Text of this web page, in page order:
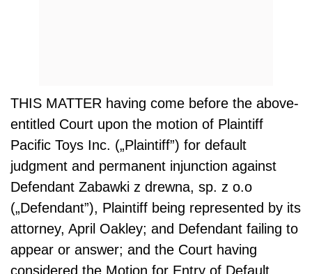
THIS MATTER having come before the above-
entitled Court upon the motion of Plaintiff
Pacific Toys Inc. („Plaintiff”) for default
judgment and permanent injunction against
Defendant Zabawki z drewna, sp. z o.o
(„Defendant”), Plaintiff being represented by its
attorney, April Oakley; and Defendant failing to
appear or answer; and the Court having
considered the Motion for Entry of Default